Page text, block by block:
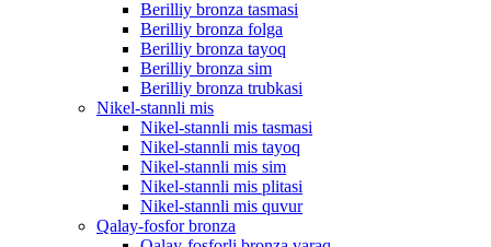
Berilliy bronza tasmasi
Berilliy bronza folga
Berilliy bronza tayoq
Berilliy bronza sim
Berilliy bronza trubkasi
Nikel-stannli mis
Nikel-stannli mis tasmasi
Nikel-stannli mis tayoq
Nikel-stannli mis sim
Nikel-stannli mis plitasi
Nikel-stannli mis quvur
Qalay-fosfor bronza